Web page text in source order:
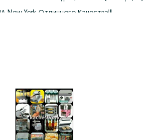
New York Отличного Качества!!!
Фри, Чикена, Пончиков, Жареной рыбы
Донера, Лаваша и.т.д
для Жарки Стэйков, Котлет и.т.д
для Мяса